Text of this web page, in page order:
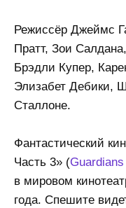
Режиссёр Джеймс
Пратт, Зои
Брэдли Купер,
Элизабет Дебики,
Сталлоне.
Фантастический
Часть 3» (
в мировом
года. Спешите